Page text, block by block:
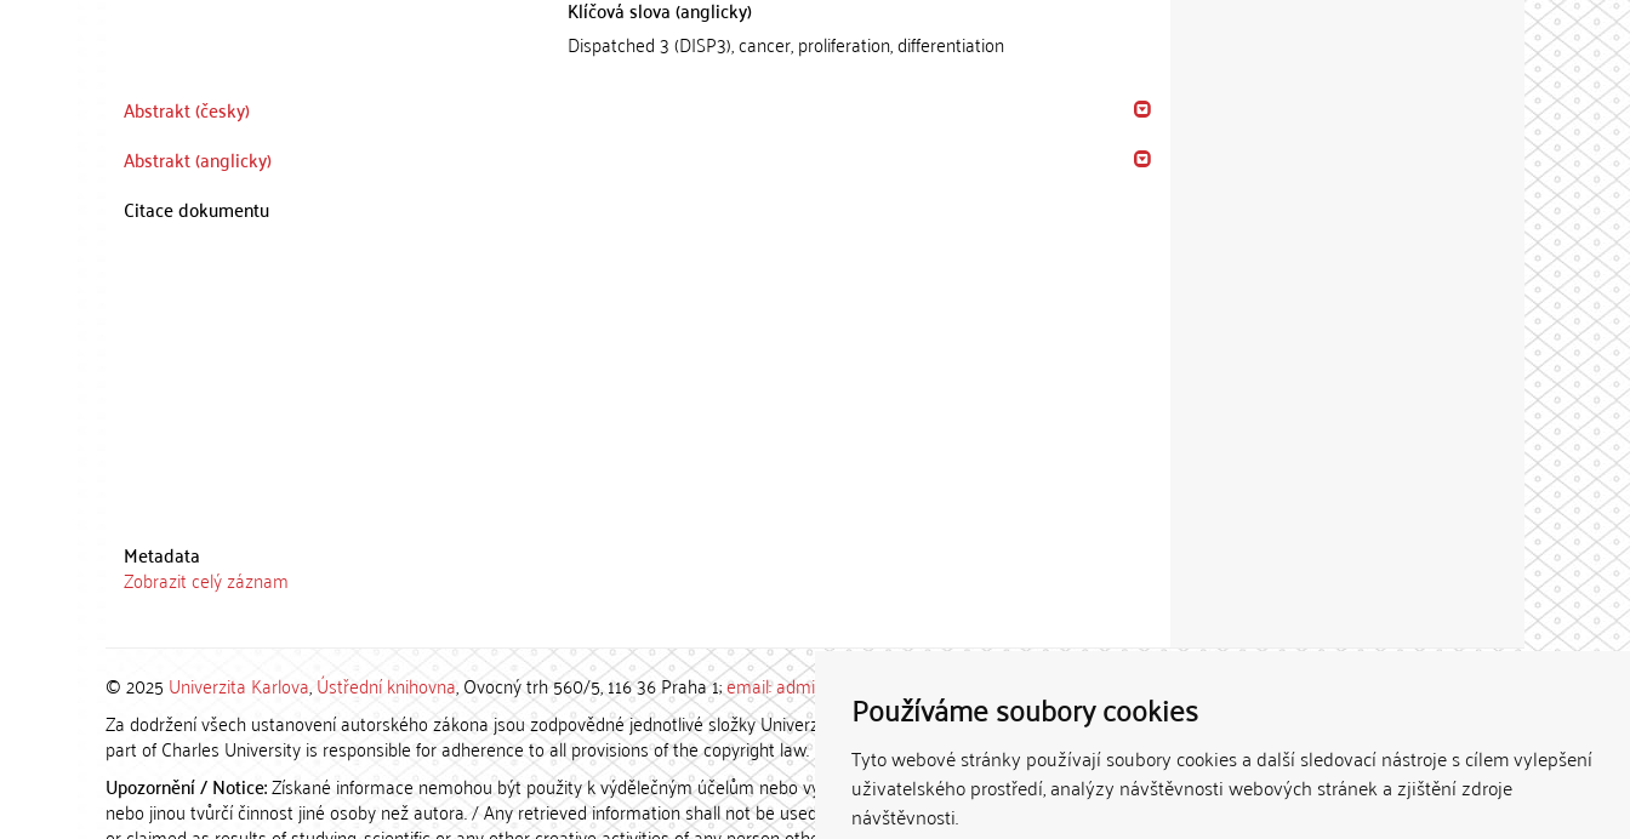
Používáme soubory cookies
Tyto webové stránky používají soubory cookies a další sledovací nástroje s cílem vylepšení
uživatelského prostředí, analýzy návštěvnosti webových stránek a zjištění zdroje
návštěvnosti.
Klíčová slova (anglicky)
Dispatched 3 (DISP3), cancer, proliferation, differentiation
Abstrakt (česky)
Abstrakt (anglicky)
Citace dokumentu
Metadata
Zobrazit celý záznam
© 2025 Univerzita Karlova,Ústřední knihovna, Ovocný trh 560/5, 116 36 Praha 1;email: admin-repozitar [at] cuni.cz
Za dodržení všech ustanovení autorského zákona jsou zodpovědné jednotlivé složky Univerzity Karlovy. / Each constituent
part of Charles University is responsible for adherence to all provisions of the copyright law.
Upozornění / Notice:Získané informace nemohou být použity k výdělečným účelům nebo vydávány za studijní, vědeckou
nebo jinou tvůrčí činnost jiné osoby než autora. / Any retrieved information shall not be used for any commercial purposes